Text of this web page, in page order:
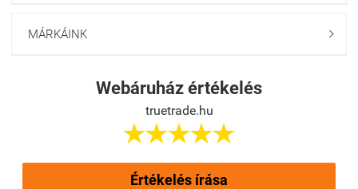
MÁRKÁINK 
Webáruház értékelés
truetrade.hu

Értékelés írása